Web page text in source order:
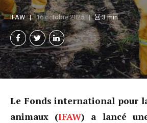
IFAW 16 octobre 2025 3min
Le Fonds international pour
animaux (IFAW) a lancé